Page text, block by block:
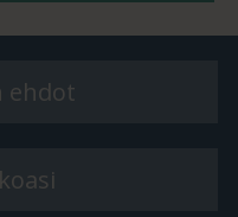
ehdot